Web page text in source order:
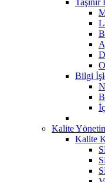
Bilgi
Kalite
Kalite